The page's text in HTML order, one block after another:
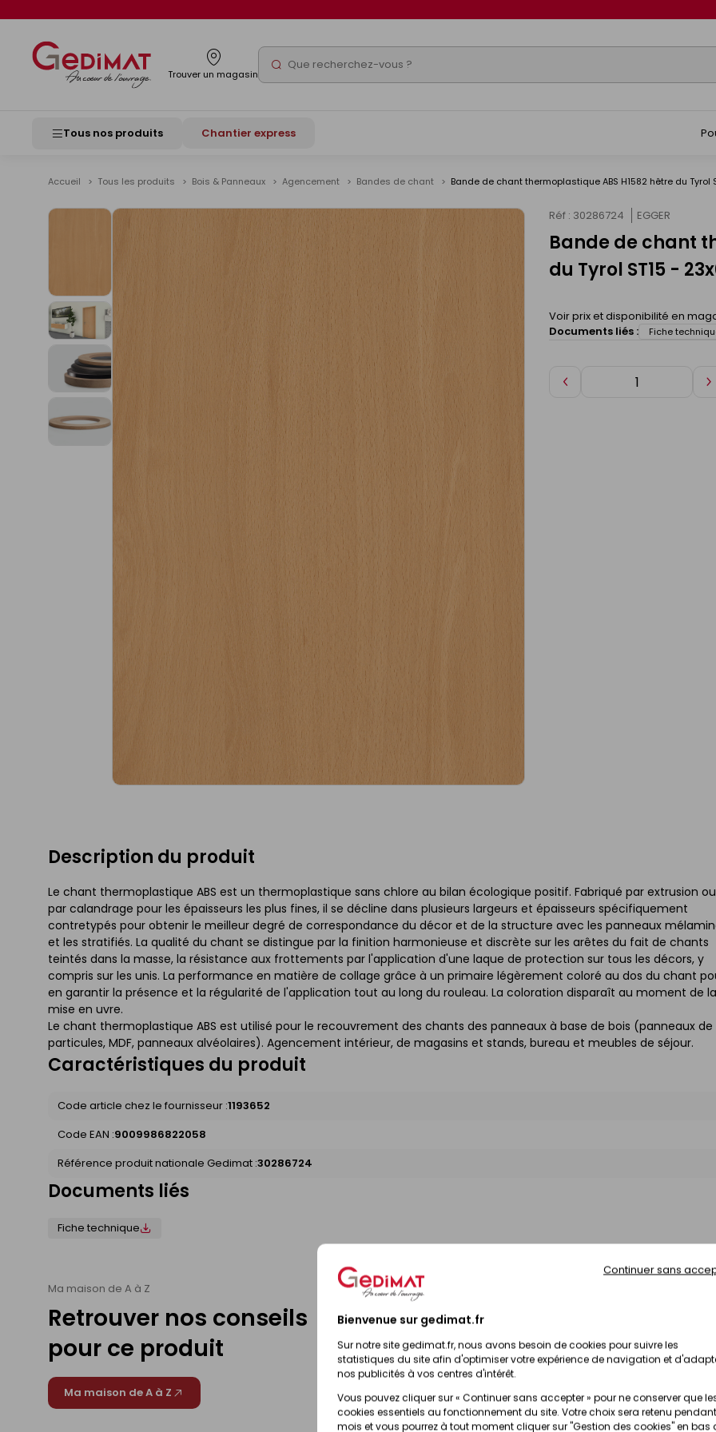
Bienvenue sur gedimat.fr
Sur notre site gedimat.fr, nous avons besoin de cookies pour suivre les
statistiques du site afin d'optimiser votre expérience de navigation et
nos publicités à vos centres d'intérêt.
Vous pouvez cliquer sur « Continuer sans accepter » pour ne conserver que
cookies essentiels au fonctionnement du site. Votre choix sera retenu pendant
mois et vous pourrez à tout moment cliquer sur "Gestion des cookies" en bas
Continuer sans
Trouver un magasin Rechercher
Tous nos produits Chantier express
Accueil Tous les produits Bois & Panneaux Agencement Bandes de chant Bande de chant thermoplastique ABS H1582 hêtre du Tyrol
Voir
Réf : 30286724 EGGER
Bande de chant
du Tyrol ST15 -
Voir prix et disponibilité en
Documents liés :
Fiche
Diminuer
Description du produit
Le chant thermoplastique ABS est un thermoplastique sans chlore au bilan écologique positif. Fabriqué par extrusion ou
par calandrage pour les épaisseurs les plus fines, il se décline dans plusieurs largeurs et épaisseurs spécifiquement
contretypés pour obtenir le meilleur degré de correspondance du décor et de la structure avec les panneaux
et les stratifiés. La qualité du chant se distingue par la finition harmonieuse et discrète sur les arêtes du fait de chants
teintés dans la masse, la résistance aux frottements par l'application d'une laque de protection sur tous les décors, y
compris sur les unis. La performance en matière de collage grâce à un primaire légèrement coloré au dos du chant
en garantir la présence et la régularité de l'application tout au long du rouleau. La coloration disparaît au moment de la
mise en uvre.
Le chant thermoplastique ABS est utilisé pour le recouvrement des chants des panneaux à base de bois (panneaux de
particules, MDF, panneaux alvéolaires). Agencement intérieur, de magasins et stands, bureau et meubles de séjour.
Caractéristiques du produit
Code article chez le fournisseur :1193652
Code EAN :9009986822058
Référence produit nationale Gedimat :30286724
Documents liés
Fiche technique
Ma maison de A à Z
Retrouver nos conseils
pour ce produit
Ma maison de A à Z